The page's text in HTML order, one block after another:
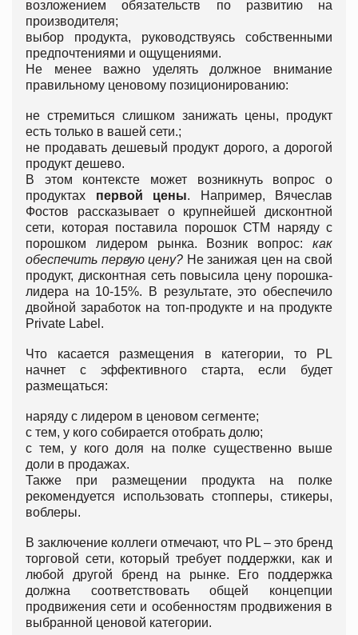
возложением обязательств по развитию на
производителя;
выбор продукта, руководствуясь собственными
предпочтениями и ощущениями.
Не менее важно уделять должное внимание
правильному ценовому позиционированию:
не стремиться слишком занижать цены, продукт
есть только в вашей сети.;
не продавать дешевый продукт дорого, а дорогой
продукт дешево.
В этом контексте может возникнуть вопрос о
продуктах первой цены. Например, Вячеслав
Фостов рассказывает о крупнейшей дисконтной
сети, которая поставила порошок СТМ наряду с
порошком лидером рынка. Возник вопрос: как
обеспечить первую цену? Не занижая цен на свой
продукт, дисконтная сеть повысила цену порошка-
лидера на 10-15%. В результате, это обеспечило
двойной заработок на топ-продукте и на продукте
Private Label.
Что касается размещения в категории, то PL
начнет с эффективного старта, если будет
размещаться:
наряду с лидером в ценовом сегменте;
с тем, у кого собирается отобрать долю;
с тем, у кого доля на полке существенно выше
доли в продажах.
Также при размещении продукта на полке
рекомендуется использовать стопперы, стикеры,
воблеры.
В заключение коллеги отмечают, что PL – это бренд
торговой сети, который требует поддержки, как и
любой другой бренд на рынке. Его поддержка
должна соответствовать общей концепции
продвижения сети и особенностям продвижения в
выбранной ценовой категории.